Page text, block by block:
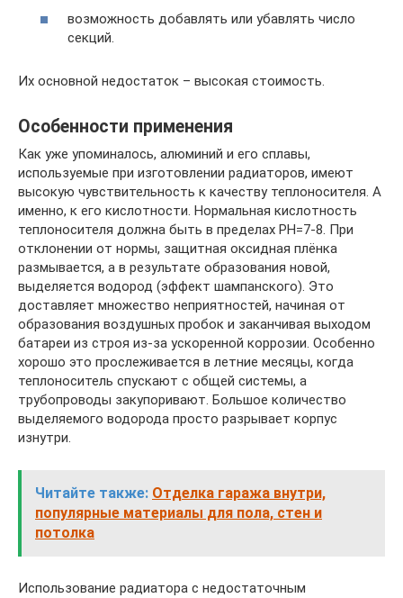
возможность добавлять или убавлять число
секций.
Их основной недостаток – высокая стоимость.
Особенности применения
Как уже упоминалось, алюминий и его сплавы,
используемые при изготовлении радиаторов, имеют
высокую чувствительность к качеству теплоносителя. А
именно, к его кислотности. Нормальная кислотность
теплоносителя должна быть в пределах РН=7-8. При
отклонении от нормы, защитная оксидная плёнка
размывается, а в результате образования новой,
выделяется водород (эффект шампанского). Это
доставляет множество неприятностей, начиная от
образования воздушных пробок и заканчивая выходом
батареи из строя из-за ускоренной коррозии. Особенно
хорошо это прослеживается в летние месяцы, когда
теплоноситель спускают с общей системы, а
трубопроводы закупоривают. Большое количество
выделяемого водорода просто разрывает корпус
изнутри.
Читайте также: Отделка гаража внутри,
популярные материалы для пола, стен и
потолка
Использование радиатора с недостаточным